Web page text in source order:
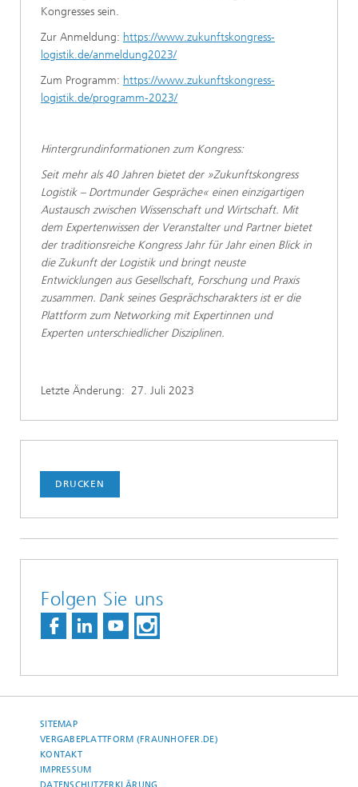
Kongresses sein.
Zur Anmeldung: https://www.zukunftskongress-
logistik.de/anmeldung2023/
Zum Programm: https://www.zukunftskongress-
logistik.de/programm-2023/
Hintergrundinformationen zum Kongress:
Seit mehr als 40 Jahren bietet der »Zukunftskongress
Logistik – Dortmunder Gespräche« einen einzigartigen
Austausch zwischen Wissenschaft und Wirtschaft. Mit
dem Expertenwissen der Veranstalter und Partner bietet
der traditionsreiche Kongress Jahr für Jahr einen Blick in
die Zukunft der Logistik und bringt neuste
Entwicklungen aus Gesellschaft, Forschung und Praxis
zusammen. Dank seines Gesprächscharakters ist er die
Plattform zum Networking mit Expertinnen und
Experten unterschiedlicher Disziplinen.
Letzte Änderung: 27. Juli 2023
DRUCKEN
Folgen Sie uns
SITEMAP
VERGABEPLATTFORM (FRAUNHOFER.DE)
KONTAKT
IMPRESSUM